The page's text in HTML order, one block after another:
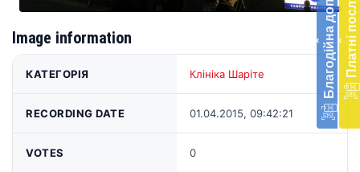
‹ Благодійна допомога ‹ Платні послуги
Image information
КАТЕГОРІЯ Клініка Шаріте
RECORDING DATE 01.04.2015, 09:42:21
VOTES 0